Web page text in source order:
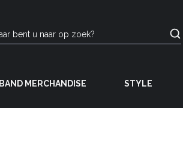
BAND MERCHANDISE STYLE